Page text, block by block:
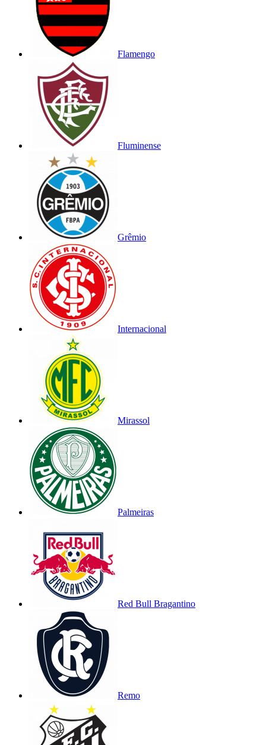
Flamengo
Fluminense
Grêmio
Internacional
Mirassol
Palmeiras
Red Bull Bragantino
Remo